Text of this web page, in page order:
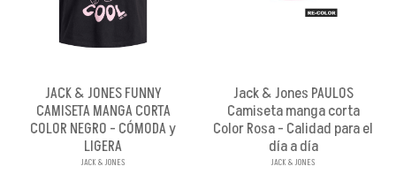
JACK & JONES FUNNY
CAMISETA MANGA CORTA
COLOR NEGRO - CÓMODA y
LIGERA
JACK & JONES
Jack & Jones PAULOS
Camiseta manga corta
Color Rosa - Calidad para el
día a día
JACK & JONES